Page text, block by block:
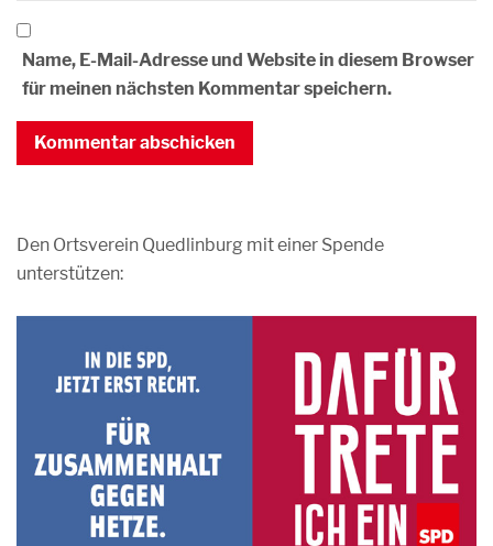
Name, E-Mail-Adresse und Website in diesem Browser
für meinen nächsten Kommentar speichern.
Den Ortsverein Quedlinburg mit einer Spende
unterstützen: